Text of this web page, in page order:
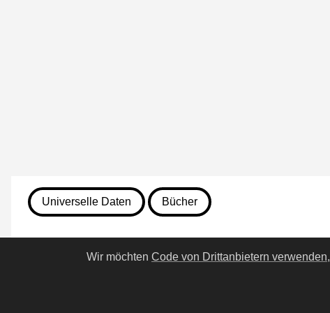
Universelle Daten Bücher
7. August 2026
Wir möchten Code von Drittanbietern verwenden,